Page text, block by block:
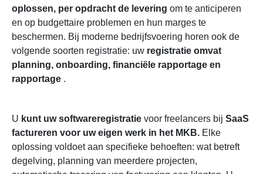
oplossen, per opdracht de levering om te anticiperen
en op budgettaire problemen en hun marges te
beschermen. Bij moderne bedrijfsvoering horen ook de
volgende soorten registratie: uw registratie omvat
planning, onboarding, financiële rapportage en
rapportage .
U kunt uw softwareregistratie voor freelancers bij SaaS
factureren voor uw eigen werk in het MKB. Elke
oplossing voldoet aan specifieke behoeften: wat betreft
degelving, planning van meerdere projecten,